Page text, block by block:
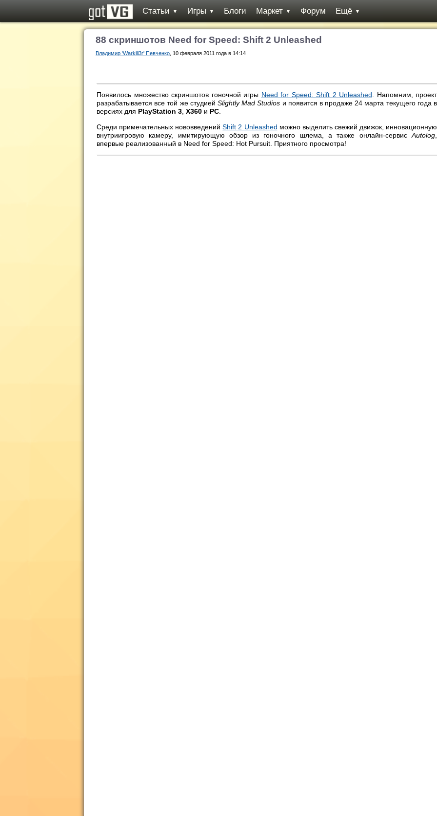
Статьи ▼ Игры ▼ Блоги Маркет ▼ Форум Ещё ▼
88 скриншотов Need for Speed: Shift 2 Unleashed
Владимир 'Warkill3r' Певченко , 10 февраля 2011 года в 14:14
Появилось множество скриншотов гоночной игры Need for Speed: Shift 2 Unleashed . Напомним, проект
разрабатывается все той же студией Slightly Mad Studios и появится в продаже 24 марта текущего года в
версиях для PlayStation 3 X360 и PC
Среди примечательных нововведенийShift 2 Unleashed можно выделить свежий движок, инновационную
внутриигровую камеру, имитирующую обзор из гоночного шлема, а также онлайн-сервис Autolog
впервые реализованный в Need for Speed: Hot Pursuit. Приятного просмотра!